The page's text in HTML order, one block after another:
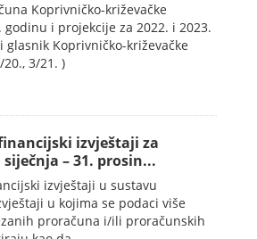
Koprivničko-križevačke
godinu i projekcije za 2022. i 2023.
glasnik Koprivničko-križevačke
3/21. )
izvještaji za
– 31. prosin...
izvještaji u sustavu
u kojima se podaci više
proračuna i/ili proračunskih